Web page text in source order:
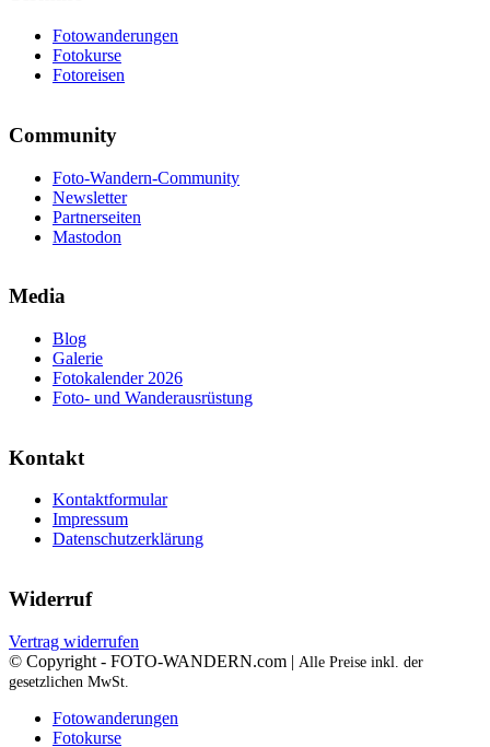
Fotowanderungen
Fotokurse
Fotoreisen
Community
Foto-Wandern-Community
Newsletter
Partnerseiten
Mastodon
Media
Blog
Galerie
Fotokalender 2026
Foto- und Wanderausrüstung
Kontakt
Kontaktformular
Impressum
Datenschutzerklärung
Widerruf
Vertrag widerrufen
© Copyright - FOTO-WANDERN.com | Alle Preise inkl. der
gesetzlichen MwSt.
Fotowanderungen
Fotokurse